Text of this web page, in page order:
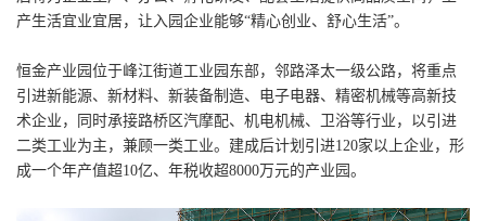
产生活宜业宜居，让入园企业能够“精心创业、舒心生活”。
恒金产业园位于峰江街道工业园东部，邻路泽太一级公路，将重点
引进新能源、新材料、新装备制造、电子电器、精密机械等高新技
术企业，同时承接路桥区汽摩配、机电机械、卫浴等行业，以引进
二类工业为主，兼顾一类工业。建成后计划引进120家以上企业，形
成一个年产值超10亿、年税收超8000万元的产业园。